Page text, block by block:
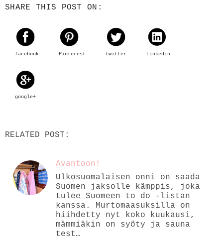
SHARE THIS POST ON:
facebook Pinterest twitter Linkedin
google+
RELATED POST:
Avantoon!
Ulkosuomalaisen onni on saada
Suomen jaksolle kämppis, joka
tulee Suomeen to do -listan
kanssa. Murtomaasuksilla on
hiihdetty nyt koko kuukausi,
mämmiäkin on syöty ja sauna
test…